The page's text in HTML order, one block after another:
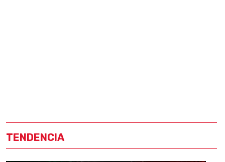
TENDENCIA